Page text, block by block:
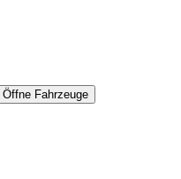
Öffne Fahrzeuge